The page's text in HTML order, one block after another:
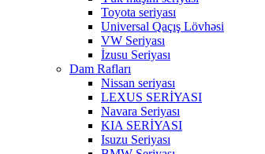
Toyota seriyası
Universal Qaçış Lövhəsi
VW Seriyası
İzusu Seriyası
Dam Rafları
Nissan seriyası
LEXUS SERİYASI
Navara Seriyası
KIA SERİYASI
Isuzu Seriyası